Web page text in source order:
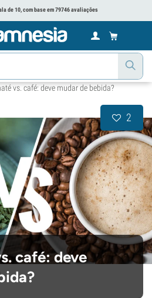
de 10, com base em 79746 avaliações
vs. café: deve mudar de bebida?
2
café: deve